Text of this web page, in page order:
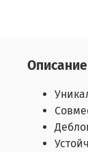
Описание